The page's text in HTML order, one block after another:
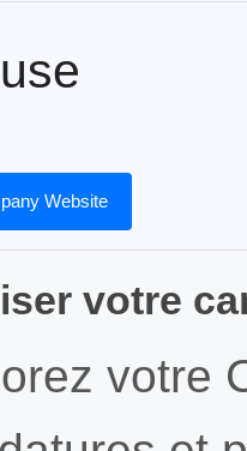
Website
votre
votre